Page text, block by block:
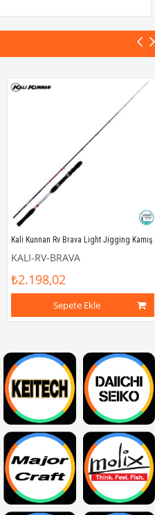
Kali Kunnan Rv Brava Light Jigging Kamış
KALI-RV-BRAVA
₺2.198,02
Sepete Ekle